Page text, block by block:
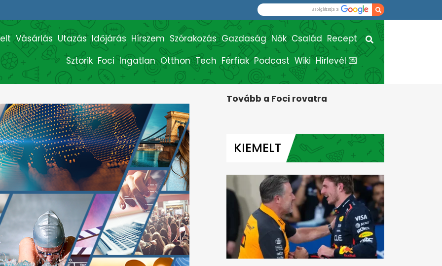
Vásárlás Utazás Időjárás Hírszem Szórakozás Gazdaság Nők Család Recept
Sztorik Foci Ingatlan Otthon Tech Férfiak Podcast Wiki Hírlevél 💌
Tovább a Foci rovatra
KIEMELT